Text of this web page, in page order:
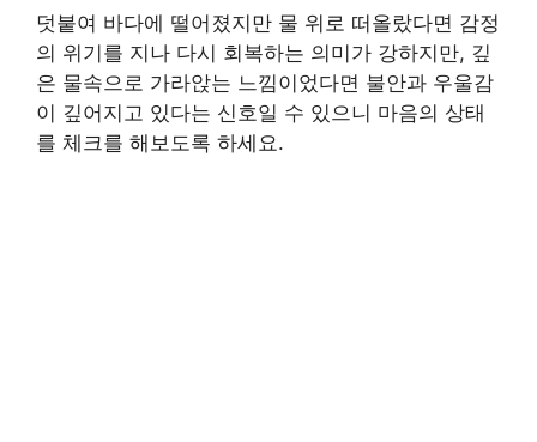
덧붙여 바다에 떨어졌지만 물 위로 떠올랐다면 감정
의 위기를 지나 다시 회복하는 의미가 강하지만, 깊
은 물속으로 가라앉는 느낌이었다면 불안과 우울감
이 깊어지고 있다는 신호일 수 있으니 마음의 상태
를 체크를 해보도록 하세요.